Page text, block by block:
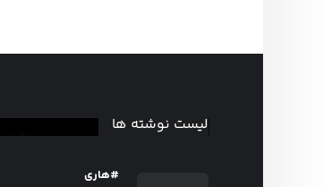
لیست نوشته ها
#هاری